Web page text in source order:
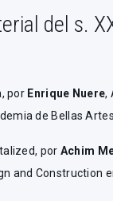
del s.
por Enrique Nuere,
de Bellas Artes.
por Achim
and Construction